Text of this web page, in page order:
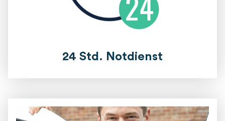
24 Std. Notdienst